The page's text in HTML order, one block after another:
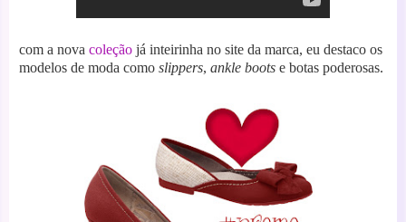
com a nova coleção já inteirinha no site da marca, eu destaco os
modelos de moda como slippers, ankle boots e botas poderosas.